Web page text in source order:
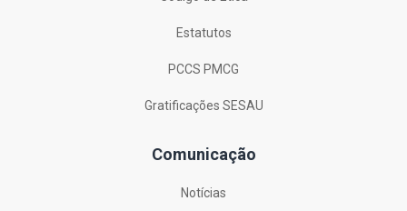
Estatutos
PCCS PMCG
Gratificações SESAU
Comunicação
Notícias